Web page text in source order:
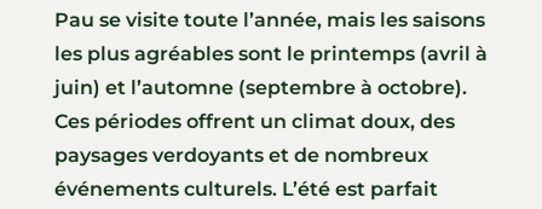
Pau se visite toute l’année, mais les saisons
les plus agréables sont le printemps (avril à
juin) et l’automne (septembre à octobre).
Ces périodes offrent un climat doux, des
paysages verdoyants et de nombreux
événements culturels. L’été est parfait